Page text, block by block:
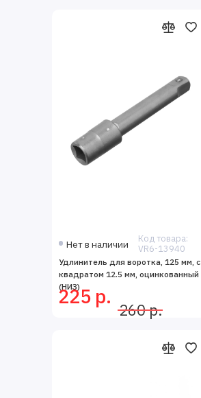
Нет в наличии
Код товара:
VR6-13940
Удлинитель для воротка, 125 мм, с
квадратом 12.5 мм, оцинкованный
(НИЗ)
225 р.
260 р.